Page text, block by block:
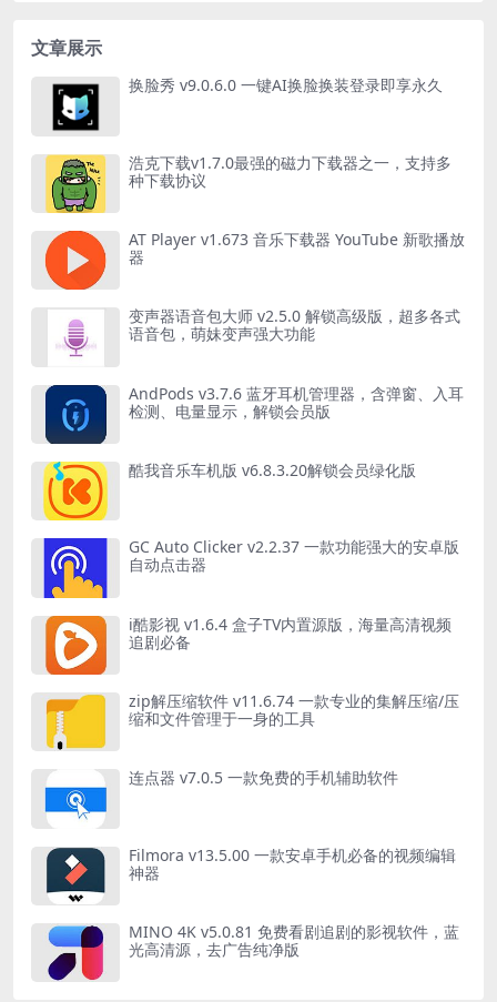
文章展示
换脸秀 v9.0.6.0 一键AI换脸换装登录即享永久
浩克下载v1.7.0最强的磁力下载器之一，支持多
种下载协议
AT Player v1.673 音乐下载器 YouTube 新歌播放
器
变声器语音包大师 v2.5.0 解锁高级版，超多各式
语音包，萌妹变声强大功能
AndPods v3.7.6 蓝牙耳机管理器，含弹窗、入耳
检测、电量显示，解锁会员版
酷我音乐车机版 v6.8.3.20解锁会员绿化版
GC Auto Clicker v2.2.37 一款功能强大的安卓版
自动点击器
i酷影视 v1.6.4 盒子TV内置源版，海量高清视频
追剧必备
zip解压缩软件 v11.6.74 一款专业的集解压缩/压
缩和文件管理于一身的工具
连点器 v7.0.5 一款免费的手机辅助软件
Filmora v13.5.00 一款安卓手机必备的视频编辑
神器
MINO 4K v5.0.81 免费看剧追剧的影视软件，蓝
光高清源，去广告纯净版